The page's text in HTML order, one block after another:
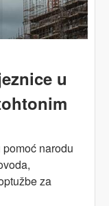
u
narodu
za